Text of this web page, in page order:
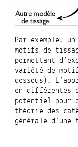
Par exemple,
motifs de
permettant
variété de
dessous).
en
potentiel pour
théorie des
générale